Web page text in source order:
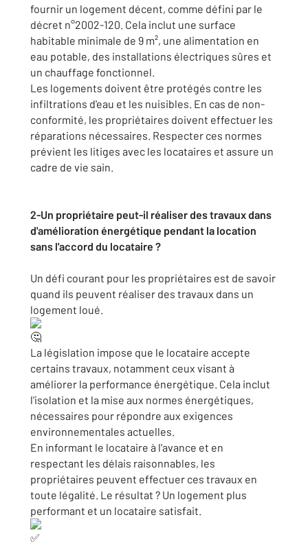
fournir un logement décent, comme défini par le
décret n°2002-120. Cela inclut une surface
habitable minimale de 9 m², une alimentation en
eau potable, des installations électriques sûres et
un chauffage fonctionnel.
Les logements doivent être protégés contre les
infiltrations d'eau et les nuisibles. En cas de non-
conformité, les propriétaires doivent effectuer les
réparations nécessaires. Respecter ces normes
prévient les litiges avec les locataires et assure un
cadre de vie sain.
2-Un propriétaire peut-il réaliser des travaux dans
d'amélioration énergétique pendant la location
sans l'accord du locataire ?
Un défi courant pour les propriétaires est de savoir
quand ils peuvent réaliser des travaux dans un
logement loué.
La législation impose que le locataire accepte
certains travaux, notamment ceux visant à
améliorer la performance énergétique. Cela inclut
l'isolation et la mise aux normes énergétiques,
nécessaires pour répondre aux exigences
environnementales actuelles.
En informant le locataire à l'avance et en
respectant les délais raisonnables, les
propriétaires peuvent effectuer ces travaux en
toute légalité. Le résultat ? Un logement plus
performant et un locataire satisfait.